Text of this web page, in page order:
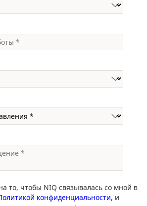
то, чтобы NIQ связывалась со мной в
конфиденциальности, и